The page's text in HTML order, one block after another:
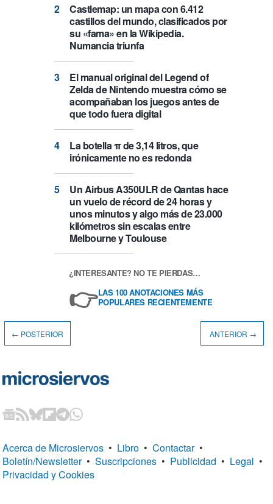
Castlemap: un mapa con 6.412
castillos del mundo, clasificados por
su «fama» en la Wikipedia.
Numancia triunfa
El manual original del Legend of
Zelda de Nintendo muestra cómo se
acompañaban los juegos antes de
que todo fuera digital
La botella π de 3,14 litros, que
irónicamente no es redonda
Un Airbus A350ULR de Qantas hace
un vuelo de récord de 24 horas y
unos minutos y algo más de 23.000
kilómetros sin escalas entre
Melbourne y Toulouse
¿INTERESANTE? NO TE PIERDAS…
👉LAS 100 ANOTACIONES MÁS
POPULARES RECIENTEMENTE
← POSTERIOR ANTERIOR →
Acerca de Microsiervos • Libro • Contactar •
Boletín/Newsletter • Suscripciones • Publicidad • Legal •
Privacidad y Cookies